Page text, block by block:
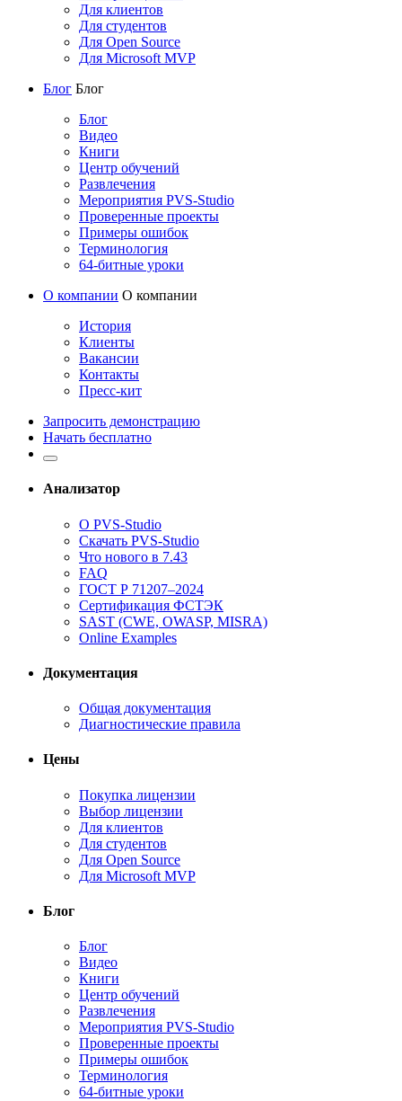
Для клиентов
Для студентов
Для Open Source
Для Microsoft MVP
Блог Блог
Блог
Видео
Книги
Центр обучений
Развлечения
Мероприятия PVS-Studio
Проверенные проекты
Примеры ошибок
Терминология
64-битные уроки
О компании О компании
История
Клиенты
Вакансии
Контакты
Пресс-кит
Запросить демонстрацию
Начать бесплатно
Анализатор
О PVS-Studio
Скачать PVS-Studio
Что нового в 7.43
FAQ
ГОСТ Р 71207–2024
Сертификация ФСТЭК
SAST (CWE, OWASP, MISRA)
Online Examples
Документация
Общая документация
Диагностические правила
Цены
Покупка лицензии
Выбор лицензии
Для клиентов
Для студентов
Для Open Source
Для Microsoft MVP
Блог
Блог
Видео
Книги
Центр обучений
Развлечения
Мероприятия PVS-Studio
Проверенные проекты
Примеры ошибок
Терминология
64-битные уроки